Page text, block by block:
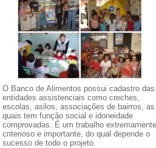
O Banco de Alimentos possui cadastro das
entidades assistenciais como creches,
escolas, asilos, associações de bairros, as
quais tem função social e idoneidade
comprovadas. É um trabalho extremamente
criterioso e importante, do qual depende o
sucesso de todo o projeto.